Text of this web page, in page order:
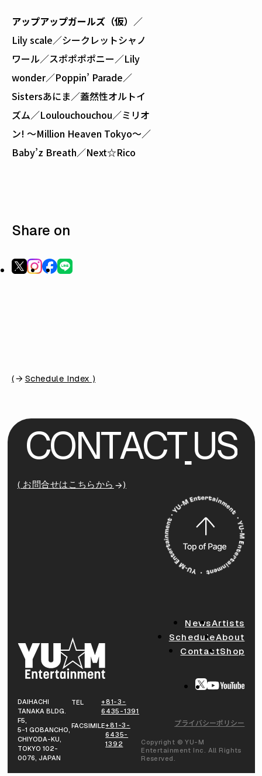
アップアップガールズ（仮） ／
Lily scale／シークレットシャノ
ワール／スポポポポニー／Lily
wonder／Poppin’ Parade／
Sistersあにま／蓋然性オルトイ
ズム／Loulouchouchou／ミリオ
ン! 〜Million Heaven Tokyo〜／
Baby’z Breath／Next☆Rico
Share on
( Schedule Index )
CONTACT US
( お問合せはこちらから )
DAIHACHI
TANAKA BLDG.
F5,
5-1 GOBANCHO,
CHIYODA-KU,
TOKYO 102-
0076, JAPAN
TEL
+81-3-
6435-1391
FACSIMILE+81-3-
6435-
1392
NewsArtists
ScheduleAbout
ContactShop
プライバシーポリシー
Copyright © YU-M
Entertainment Inc. All Rights
Reserved.